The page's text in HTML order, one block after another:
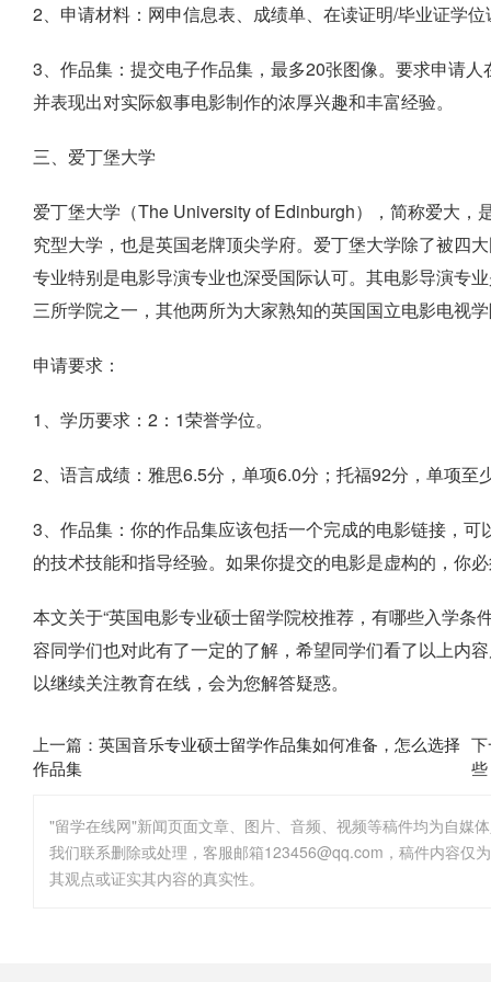
2、申请材料：网申信息表、成绩单、在读证明/毕业证学
3、作品集：提交电子作品集，最多20张图像。要求申请
并表现出对实际叙事电影制作的浓厚兴趣和丰富经验。
三、爱丁堡大学
爱丁堡大学（The University of Edinburgh），简称爱大
究型大学，也是英国老牌顶尖学府。爱丁堡大学除了被四
专业特别是电影导演专业也深受国际认可。其电影导演专
三所学院之一，其他两所为大家熟知的英国国立电影电视
申请要求：
1、学历要求：2：1荣誉学位。
2、语言成绩：雅思6.5分，单项6.0分；托福92分，单项至
3、作品集：你的作品集应该包括一个完成的电影链接，
的技术技能和指导经验。如果你提交的电影是虚构的，你
本文关于“英国电影专业硕士留学院校推荐，有哪些入学
容同学们也对此有了一定的了解，希望同学们看了以上内
以继续关注教育在线，会为您解答疑惑。
上一篇： 英国音乐专业硕士留学作品集如何准备，怎么选择
作品集
些
"留学在线网"新闻页面文章、图片、音频、视频等稿件均为自媒
其观点或证实其内容的真实性。